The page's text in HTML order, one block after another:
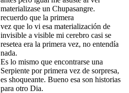
materializase un Chupasangre.
recuerdo que la primera
vez que lo vi esa materialización de
invisible a visible mi cerebro casi se
resetea era la primera vez, no entendía
nada.
Es lo mismo que encontrarse una
Serpiente por primera vez de sorpresa,
es shoqueante. Bueno esa son historias
para otro Dia.